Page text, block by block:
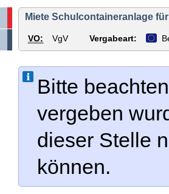
Miete Schulcontaineranlage
VO: VgV Vergabeart:
Bitte
vergeben
dieser Stelle
können.